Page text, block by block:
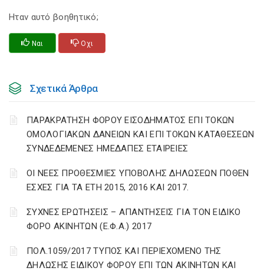
Ηταν αυτό βοηθητικό;
Ναι Οχι
Σχετικά Άρθρα
ΠΑΡΑΚΡΑΤΗΣΗ ΦΟΡΟΥ ΕΙΣΟΔΗΜΑΤΟΣ ΕΠΙ ΤΟΚΩΝ
ΟΜΟΛΟΓΙΑΚΩΝ ΔΑΝΕΙΩΝ ΚΑΙ ΕΠΙ ΤΟΚΩΝ ΚΑΤΑΘΕΣΕΩΝ
ΣΥΝΔΕΔΕΜΕΝΕΣ ΗΜΕΔΑΠΕΣ ΕΤΑΙΡΕΙΕΣ
ΟΙ ΝΕΕΣ ΠΡΟΘΕΣΜΙΕΣ ΥΠΟΒΟΛΗΣ ΔΗΛΩΣΕΩΝ ΠΟΘΕΝ
ΕΣΧΕΣ ΓΙΑ ΤΑ ΕΤΗ 2015, 2016 ΚΑΙ 2017.
ΣΥΧΝΕΣ ΕΡΩΤΗΣΕΙΣ – ΑΠΑΝΤΗΣΕΙΣ ΓΙΑ ΤΟΝ ΕΙΔΙΚΟ
ΦΟΡΟ ΑΚΙΝΗΤΩΝ (Ε.Φ.Α.) 2017
ΠΟΛ.1059/2017 ΤΥΠΟΣ ΚΑΙ ΠΕΡΙΕΧΟΜΕΝΟ ΤΗΣ
ΔΗΛΩΣΗΣ ΕΙΔΙΚΟΥ ΦΟΡΟΥ ΕΠΙ ΤΩΝ ΑΚΙΝΗΤΩΝ ΚΑΙ